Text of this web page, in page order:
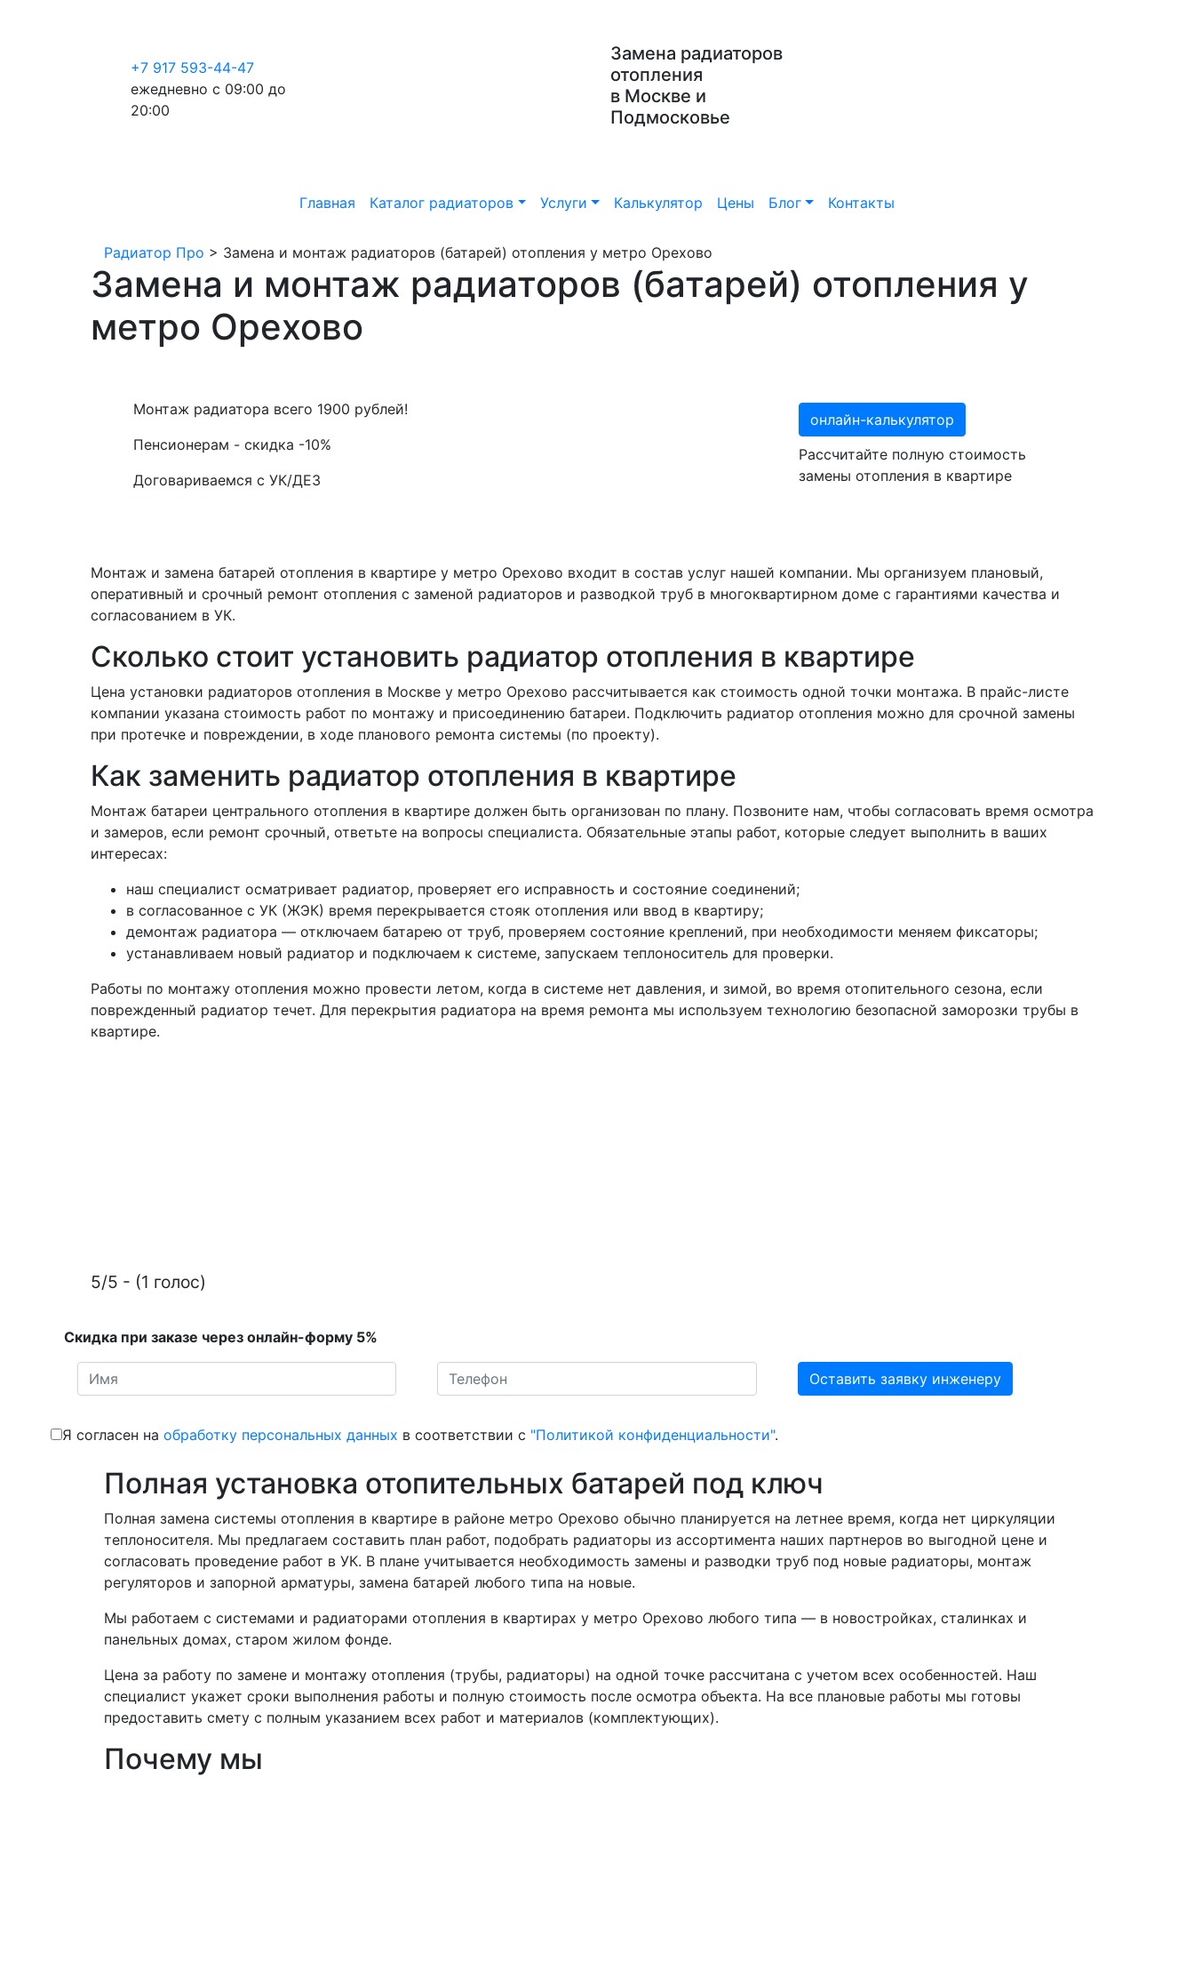
+7 917 593-44-47
ежедневно с 09:00 до
20:00
Замена радиаторов
отопления
в Москве и
Подмосковье
Главная Каталог радиаторов Услуги Калькулятор Цены Блог Контакты
Радиатор Про > Замена и монтаж радиаторов (батарей) отопления у метро Орехово
Замена и монтаж радиаторов (батарей) отопления у
метро Орехово
Монтаж радиатора всего 1900 рублей!
Пенсионерам - скидка -10%
Договариваемся с УК/ДЕЗ
онлайн-калькулятор
Рассчитайте полную стоимость
замены отопления в квартире
Монтаж и замена батарей отопления в квартире у метро Орехово входит в состав услуг нашей компании. Мы организуем плановый,
оперативный и срочный ремонт отопления с заменой радиаторов и разводкой труб в многоквартирном доме с гарантиями качества и
согласованием в УК.
Сколько стоит установить радиатор отопления в квартире
Цена установки радиаторов отопления в Москве у метро Орехово рассчитывается как стоимость одной точки монтажа. В прайс-листе
компании указана стоимость работ по монтажу и присоединению батареи. Подключить радиатор отопления можно для срочной замены
при протечке и повреждении, в ходе планового ремонта системы (по проекту).
Как заменить радиатор отопления в квартире
Монтаж батареи центрального отопления в квартире должен быть организован по плану. Позвоните нам, чтобы согласовать время осмотра
и замеров, если ремонт срочный, ответьте на вопросы специалиста. Обязательные этапы работ, которые следует выполнить в ваших
интересах:
наш специалист осматривает радиатор, проверяет его исправность и состояние соединений;
в согласованное с УК (ЖЭК) время перекрывается стояк отопления или ввод в квартиру;
демонтаж радиатора — отключаем батарею от труб, проверяем состояние креплений, при необходимости меняем фиксаторы;
устанавливаем новый радиатор и подключаем к системе, запускаем теплоноситель для проверки.
Работы по монтажу отопления можно провести летом, когда в системе нет давления, и зимой, во время отопительного сезона, если
поврежденный радиатор течет. Для перекрытия радиатора на время ремонта мы используем технологию безопасной заморозки трубы в
квартире.
5/5 - (1 голос)
Скидка при заказе через онлайн-форму 5%
Я согласен на обработку персональных данных в соответствии с "Политикой конфиденциальности".
Полная установка отопительных батарей под ключ
Полная замена системы отопления в квартире в районе метро Орехово обычно планируется на летнее время, когда нет циркуляции
теплоносителя. Мы предлагаем составить план работ, подобрать радиаторы из ассортимента наших партнеров во выгодной цене и
согласовать проведение работ в УК. В плане учитывается необходимость замены и разводки труб под новые радиаторы, монтаж
регуляторов и запорной арматуры, замена батарей любого типа на новые.
Мы работаем с системами и радиаторами отопления в квартирах у метро Орехово любого типа — в новостройках, сталинках и
панельных домах, старом жилом фонде.
Цена за работу по замене и монтажу отопления (трубы, радиаторы) на одной точке рассчитана с учетом всех особенностей. Наш
специалист укажет сроки выполнения работы и полную стоимость после осмотра объекта. На все плановые работы мы готовы
предоставить смету с полным указанием всех работ и материалов (комплектующих).
Почему мы